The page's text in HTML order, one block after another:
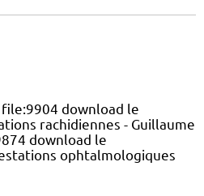
file:9904 download le
rachidiennes - Guillaume
download le
ophtalmologiques